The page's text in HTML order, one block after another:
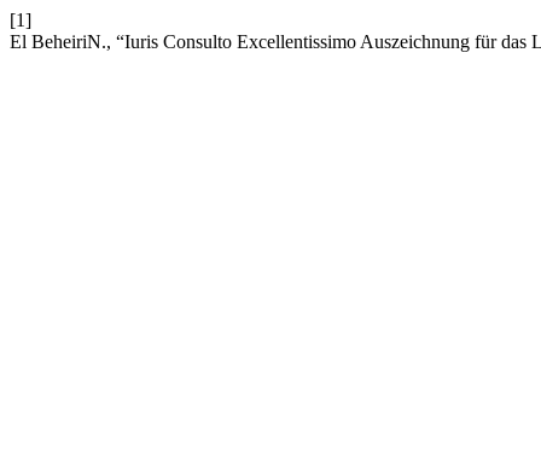
[1]
El BeheiriN., “Iuris Consulto Excellentissimo Auszeichnung für das